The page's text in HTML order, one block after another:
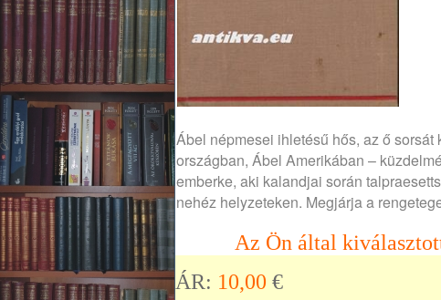
Ábel népmesei ihletésű hős, az ő
országban, Ábel Amerikában –
emberke, aki kalandjai során
nehéz helyzeteken. Megjárja a
Az Ön által
ÁR: 10,00 €